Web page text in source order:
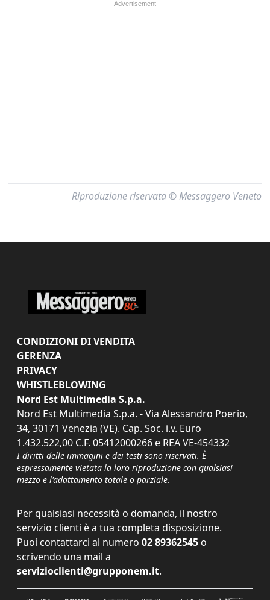
Riproduzione riservata © Messaggero Veneto
CONDIZIONI DI VENDITA
GERENZA
PRIVACY
WHISTLEBLOWING
Nord Est Multimedia S.p.a.
Nord Est Multimedia S.p.a. - Via Alessandro Poerio,
34, 30171 Venezia (VE). Cap. Soc. i.v. Euro
1.432.522,00 C.F. 05412000266 e REA VE-454332
I diritti delle immagini e dei testi sono riservati. È
espressamente vietata la loro riproduzione con qualsiasi
mezzo e l'adattamento totale o parziale.
Per qualsiasi necessità o domanda, il nostro
servizio clienti è a tua completa disposizione.
Puoi contattarci al numero 02 89362545 o
scrivendo una mail a
servizioclienti@grupponem.it.